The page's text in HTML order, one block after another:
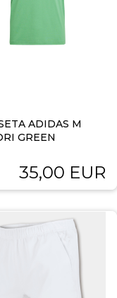
ADIDAS M
GREEN
35,00 EUR